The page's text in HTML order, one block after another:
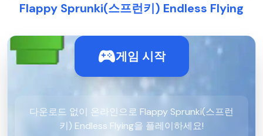
Flappy Sprunki(스프런키) Endless Flying
게임 시작
다운로드 없이 온라인으로 Flappy Sprunki(스프런
키) Endless Flying을 플레이하세요!